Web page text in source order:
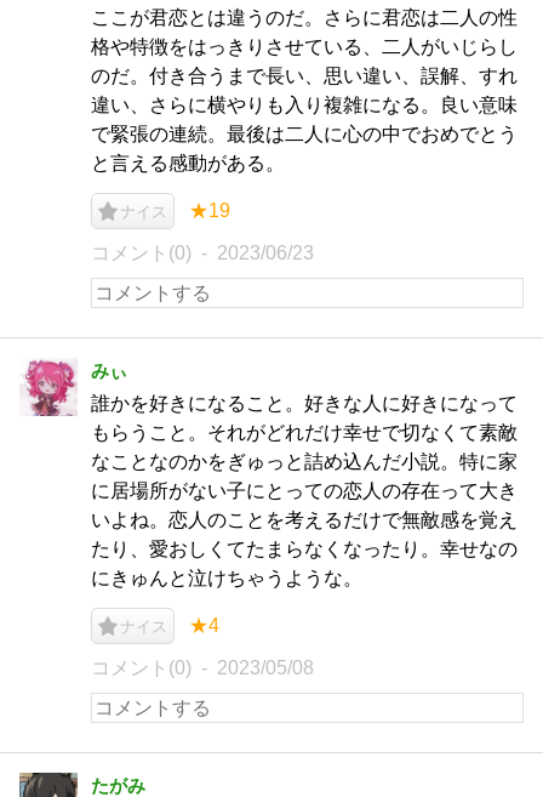
ここが君恋とは違うのだ。さらに君恋は二人の性
格や特徴をはっきりさせている、二人がいじらし
のだ。付き合うまで長い、思い違い、誤解、すれ
違い、さらに横やりも入り複雑になる。良い意味
で緊張の連続。最後は二人に心の中でおめでとう
と言える感動がある。
ナイス ★19
コメント(0) 2023/06/23
みぃ
誰かを好きになること。好きな人に好きになって
もらうこと。それがどれだけ幸せで切なくて素敵
なことなのかをぎゅっと詰め込んだ小説。特に家
に居場所がない子にとっての恋人の存在って大き
いよね。恋人のことを考えるだけで無敵感を覚え
たり、愛おしくてたまらなくなったり。幸せなの
にきゅんと泣けちゃうような。
ナイス ★4
コメント(0) 2023/05/08
たがみ